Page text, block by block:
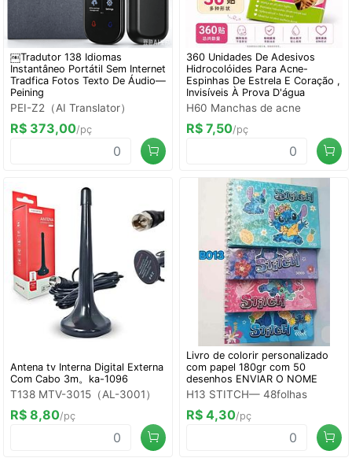
￼Tradutor 138 Idiomas
Instantâneo Portátil Sem Internet
Tradfica Fotos Texto De Áudio—
Peining
PEI-Z2（AI Translator）
R$ 373,00/pç
360 Unidades De Adesivos
Hidrocolóides Para Acne-
Espinhas De Estrela E Coração ,
Invisíveis À Prova D'água
H60 Manchas de acne
R$ 7,50/pç
Antena tv Interna Digital Externa
Com Cabo 3m。ka-1096
T138 MTV-3015（AL-3001）
R$ 8,80/pç
Livro de colorir personalizado
com papel 180gr com 50
desenhos ENVIAR O NOME
H13 STITCH— 48folhas
R$ 4,30/pç